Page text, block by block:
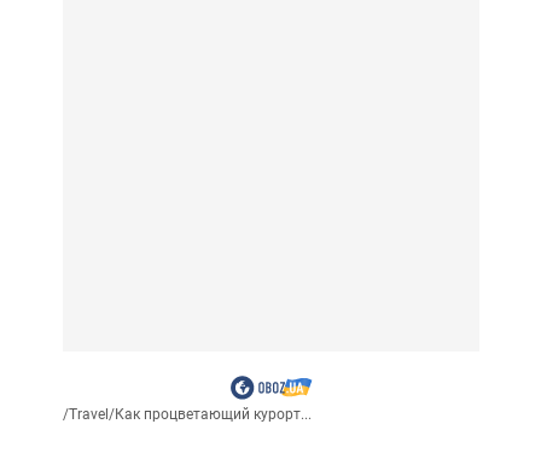
/Travel /Как процветающий курорт...